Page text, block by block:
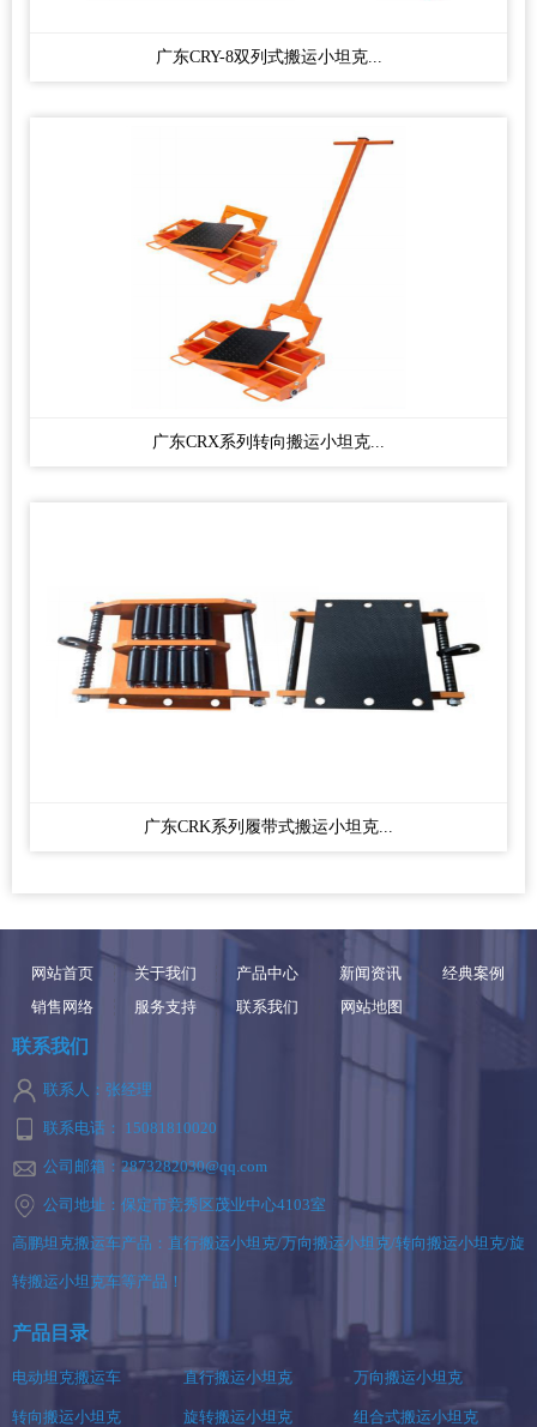
广东CRY-8双列式搬运小坦克...
广东CRX系列转向搬运小坦克...
广东CRK系列履带式搬运小坦克...
网站首页 关于我们 产品中心 新闻资讯
经典案例
销售网络
服务支持 联系我们 网站地图
联系我们
联系人：张经理
联系电话： 15081810020
公司邮箱：2873282030@qq.com
公司地址：保定市竞秀区茂业中心4103室
高鹏坦克搬运车产品：直行搬运小坦克/万向搬运小坦克/转向搬运小坦克/旋
转搬运小坦克车等产品！
产品目录
电动坦克搬运车 直行搬运小坦克 万向搬运小坦克
转向搬运小坦克 旋转搬运小坦克 组合式搬运小坦克